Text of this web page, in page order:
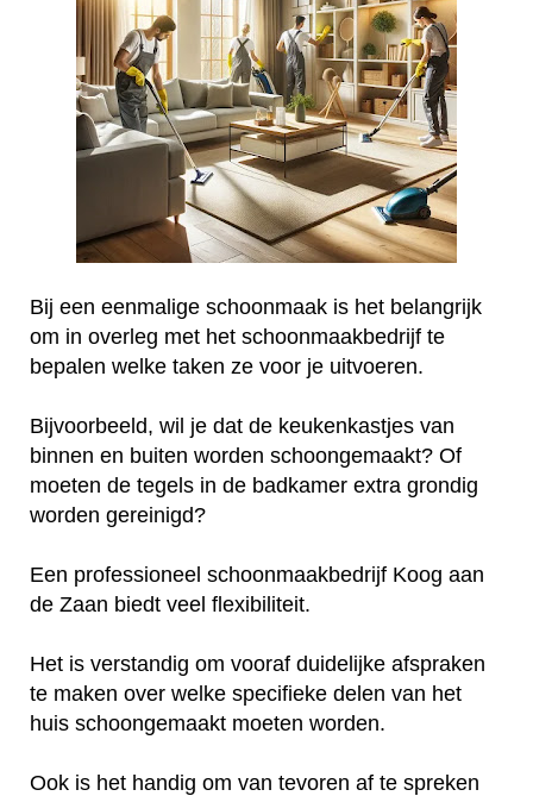
Bij een eenmalige schoonmaak is het belangrijk
om in overleg met het schoonmaakbedrijf te
bepalen welke taken ze voor je uitvoeren.
Bijvoorbeeld, wil je dat de keukenkastjes van
binnen en buiten worden schoongemaakt? Of
moeten de tegels in de badkamer extra grondig
worden gereinigd?
Een professioneel schoonmaakbedrijf Koog aan
de Zaan biedt veel flexibiliteit.
Het is verstandig om vooraf duidelijke afspraken
te maken over welke specifieke delen van het
huis schoongemaakt moeten worden.
Ook is het handig om van tevoren af te spreken